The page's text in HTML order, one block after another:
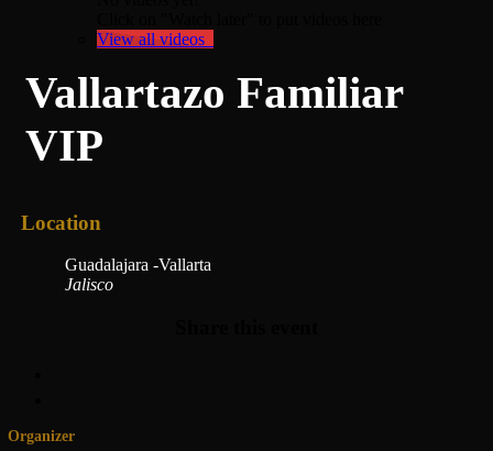
View all videos
Vallartazo Familiar
VIP
Location
Guadalajara -Vallarta
Jalisco
Organizer